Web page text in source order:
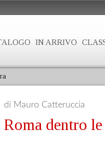
IN ARRIVO
di Mauro Catteruccia
Roma dentro